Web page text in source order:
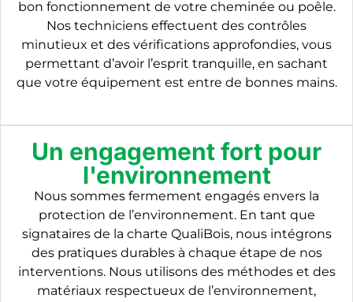
bon fonctionnement de votre cheminée ou poêle.
Nos techniciens effectuent des contrôles
minutieux et des vérifications approfondies, vous
permettant d’avoir l’esprit tranquille, en sachant
que votre équipement est entre de bonnes mains.
Un engagement fort pour
l'environnement
Nous sommes fermement engagés envers la
protection de l’environnement. En tant que
signataires de la charte QualiBois, nous intégrons
des pratiques durables à chaque étape de nos
interventions. Nous utilisons des méthodes et des
matériaux respectueux de l’environnement,